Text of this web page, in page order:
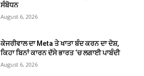
ਸੰਬੋਧਨ
August 6, 2026
ਕੇਜਰੀਵਾਲ ਦਾ Meta ਤੇ ਖਾਤਾ ਬੰਦ ਕਰਨ ਦਾ ਦੋਸ਼,
ਕਿਹਾ ਬਿਨਾਂ ਕਾਰਨ ਦੱਸੇ ਭਾਰਤ ‘ਚ ਲਗਾਈ ਪਾਬੰਦੀ
August 6, 2026